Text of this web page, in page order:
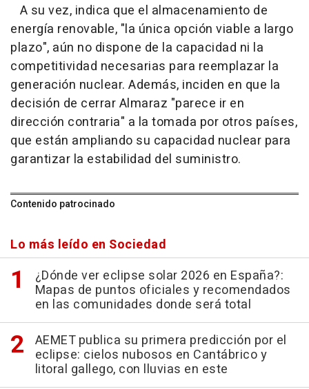
A su vez, indica que el almacenamiento de
energía renovable, "la única opción viable a largo
plazo", aún no dispone de la capacidad ni la
competitividad necesarias para reemplazar la
generación nuclear. Además, inciden en que la
decisión de cerrar Almaraz "parece ir en
dirección contraria" a la tomada por otros países,
que están ampliando su capacidad nuclear para
garantizar la estabilidad del suministro.
Contenido patrocinado
Lo más leído en Sociedad
¿Dónde ver eclipse solar 2026 en España?:
Mapas de puntos oficiales y recomendados
en las comunidades donde será total
AEMET publica su primera predicción por el
eclipse: cielos nubosos en Cantábrico y
litoral gallego, con lluvias en este